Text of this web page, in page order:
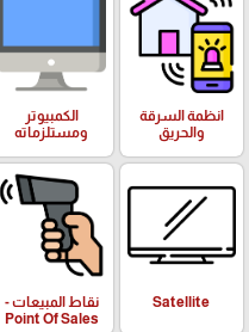
انظمة السرقة
والحريق
الكمبيوتر
ومستلزماته
Satellite
نقاط المبيعات -
Point Of Sales